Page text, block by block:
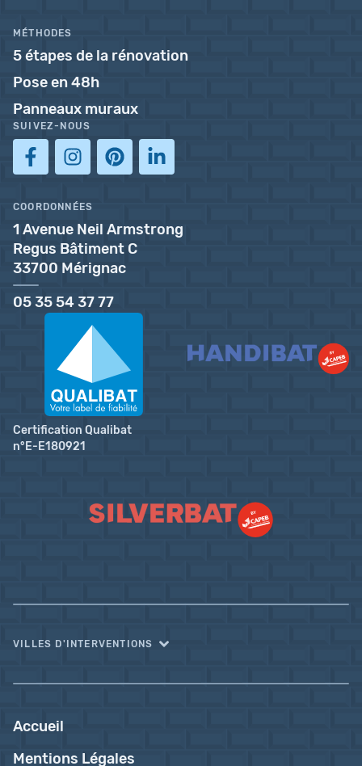
MÉTHODES
5 étapes de la rénovation
Pose en 48h
Panneaux muraux
SUIVEZ-NOUS
COORDONNÉES
1 Avenue Neil Armstrong
Regus Bâtiment C
33700 Mérignac
05 35 54 37 77
Certification Qualibat
n°E-E180921
VILLES D'INTERVENTIONS
Accueil
Mentions Légales